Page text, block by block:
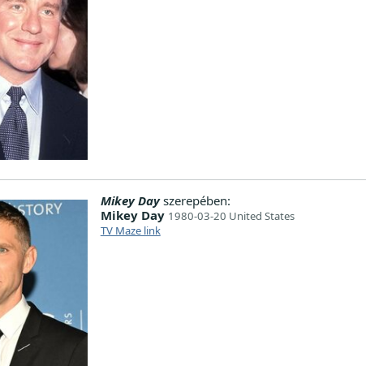
Mikey Dayszerepében:
Mikey Day 1980-03-20 United States
TV Maze link